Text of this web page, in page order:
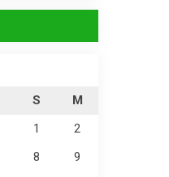
S
M
1
2
8
9